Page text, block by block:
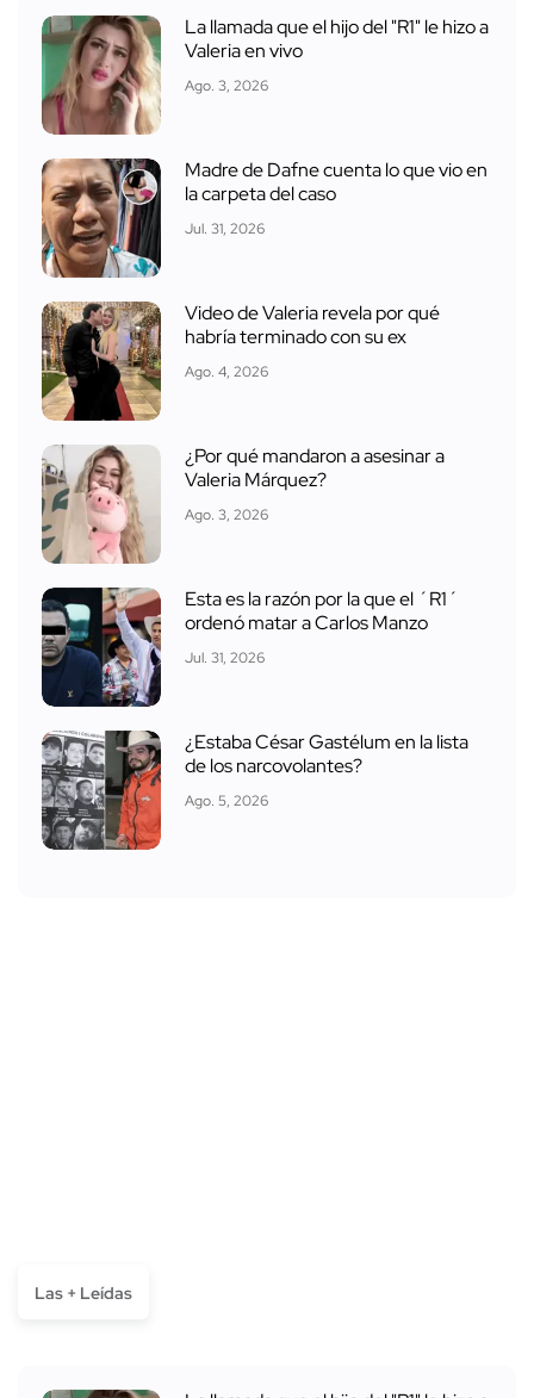
La llamada que el hijo del "R1" le hizo a
Valeria en vivo
Ago. 3, 2026
Madre de Dafne cuenta lo que vio en
la carpeta del caso
Jul. 31, 2026
Video de Valeria revela por qué
habría terminado con su ex
Ago. 4, 2026
¿Por qué mandaron a asesinar a
Valeria Márquez?
Ago. 3, 2026
Esta es la razón por la que el ´R1´
ordenó matar a Carlos Manzo
Jul. 31, 2026
¿Estaba César Gastélum en la lista
de los narcovolantes?
Ago. 5, 2026
Las + Leídas